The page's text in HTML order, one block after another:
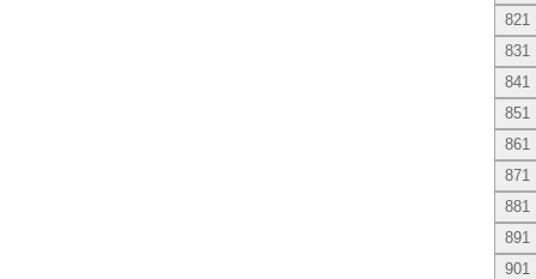
821
831
841
851
861
871
881
891
901